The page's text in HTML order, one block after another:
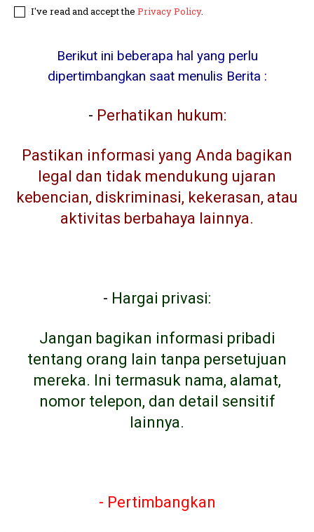
I've read and accept the Privacy Policy.
Berikut ini beberapa hal yang perlu
dipertimbangkan saat menulis Berita :
- Perhatikan hukum:
Pastikan informasi yang Anda bagikan
legal dan tidak mendukung ujaran
kebencian, diskriminasi, kekerasan, atau
aktivitas berbahaya lainnya.
- Hargai privasi:
Jangan bagikan informasi pribadi
tentang orang lain tanpa persetujuan
mereka. Ini termasuk nama, alamat,
nomor telepon, dan detail sensitif
lainnya.
- Pertimbangkan